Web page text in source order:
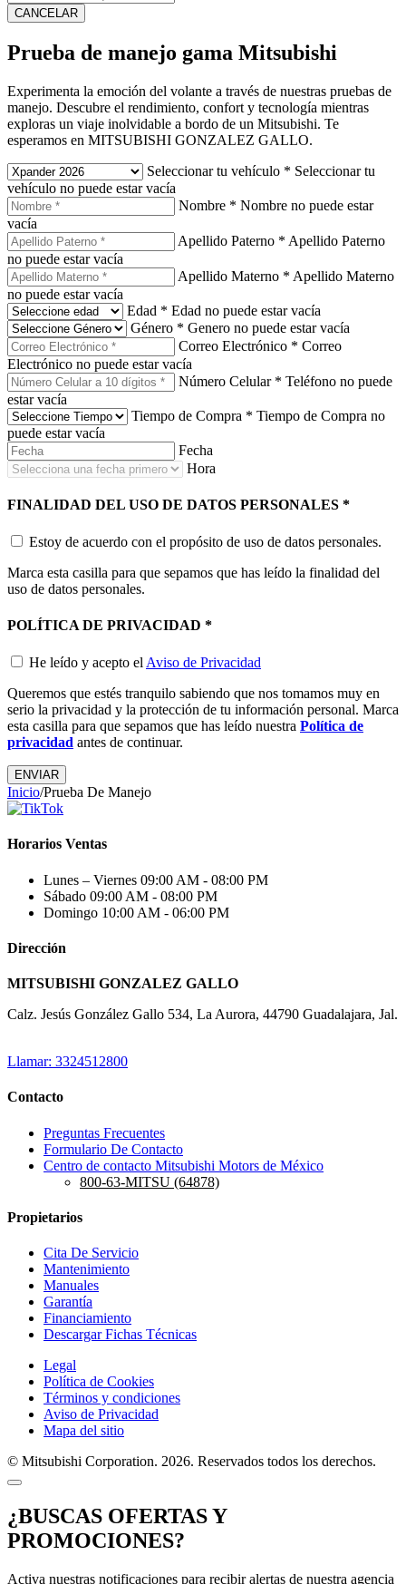
CANCELAR
Prueba de manejo gama Mitsubishi
Experimenta la emoción del volante a través de nuestras pruebas de
manejo. Descubre el rendimiento, confort y tecnología mientras
exploras un viaje inolvidable a bordo de un Mitsubishi. Te
esperamos en MITSUBISHI GONZALEZ GALLO.
Seleccionar tu vehículo * Seleccionar tu
vehículo no puede estar vacía
Nombre * Nombre no puede estar
vacía
Apellido Paterno * Apellido Paterno
no puede estar vacía
Apellido Materno * Apellido Materno
no puede estar vacía
Edad * Edad no puede estar vacía
Género * Genero no puede estar vacía
Correo Electrónico * Correo
Electrónico no puede estar vacía
Número Celular * Teléfono no puede
estar vacía
Tiempo de Compra * Tiempo de Compra no
puede estar vacía
Fecha
Hora
FINALIDAD DEL USO DE DATOS PERSONALES *
Estoy de acuerdo con el propósito de uso de datos personales.
Marca esta casilla para que sepamos que has leído la finalidad del
uso de datos personales.
POLÍTICA DE PRIVACIDAD *
He leído y acepto el Aviso de Privacidad
Queremos que estés tranquilo sabiendo que nos tomamos muy en
serio la privacidad y la protección de tu información personal. Marca
esta casilla para que sepamos que has leído nuestra Política de
privacidad antes de continuar.
ENVIAR
Inicio/Prueba De Manejo
Horarios Ventas
Lunes – Viernes 09:00 AM - 08:00 PM
Sábado 09:00 AM - 08:00 PM
Domingo 10:00 AM - 06:00 PM
Dirección
MITSUBISHI GONZALEZ GALLO
Calz. Jesús González Gallo 534, La Aurora, 44790 Guadalajara, Jal.
Llamar: 3324512800
Contacto
Preguntas Frecuentes
Formulario De Contacto
Centro de contacto Mitsubishi Motors de México
800-63-MITSU (64878)
Propietarios
Cita De Servicio
Mantenimiento
Manuales
Garantía
Financiamiento
Descargar Fichas Técnicas
Legal
Política de Cookies
Términos y condiciones
Aviso de Privacidad
Mapa del sitio
© Mitsubishi Corporation. 2026. Reservados todos los derechos.
¿BUSCAS OFERTAS Y
PROMOCIONES?
Activa nuestras notificaciones para recibir alertas de nuestra agencia